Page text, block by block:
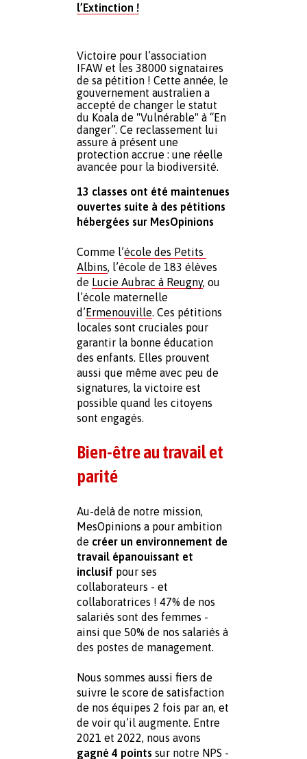
l’Extinction !
Victoire pour l’association
IFAW et les 38000 signataires
de sa pétition ! Cette année, le
gouvernement australien a
accepté de changer le statut
du Koala de "Vulnérable" à “En
danger”. Ce reclassement lui
assure à présent une
protection accrue : une réelle
avancée pour la biodiversité.
13 classes ont été maintenues
ouvertes suite à des pétitions
hébergées sur MesOpinions
Comme l’école des Petits
Albins, l’école de 183 élèves
de Lucie Aubrac à Reugny, ou
l’école maternelle
d’Ermenouville. Ces pétitions
locales sont cruciales pour
garantir la bonne éducation
des enfants. Elles prouvent
aussi que même avec peu de
signatures, la victoire est
possible quand les citoyens
sont engagés.
Bien-être au travail et
parité
Au-delà de notre mission,
MesOpinions a pour ambition
de créer un environnement de
travail épanouissant et
inclusif pour ses
collaborateurs - et
collaboratrices ! 47% de nos
salariés sont des femmes -
ainsi que 50% de nos salariés à
des postes de management.
Nous sommes aussi fiers de
suivre le score de satisfaction
de nos équipes 2 fois par an, et
de voir qu’il augmente. Entre
2021 et 2022, nous avons
gagné 4 points sur notre NPS -